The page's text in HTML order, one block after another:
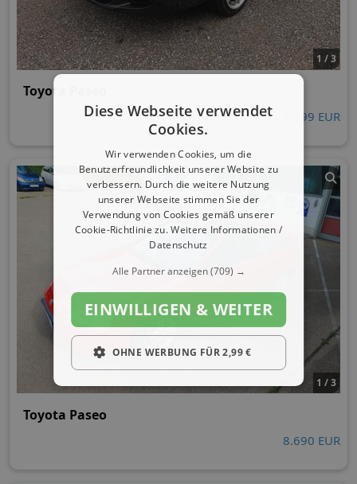
1 / 3
Toyota Paseo
1.999 EUR
1 / 3
Toyota Paseo
8.690 EUR
Diese Webseite verwendet
Cookies.
Wir verwenden Cookies, um die
Benutzerfreundlichkeit unserer Website zu
verbessern. Durch die weitere Nutzung
unserer Webseite stimmen Sie der
Verwendung von Cookies gemäß unserer
Cookie-Richtlinie zu.Weitere Informationen /
Datenschutz
Alle Partner anzeigen(709) →
EINWILLIGEN & WEITER
OHNE WERBUNG FÜR 2,99 €